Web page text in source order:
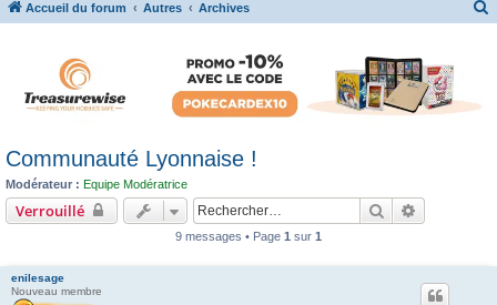
Accueil du forum Autres Archives
Communauté Lyonnaise !
Modérateur : Equipe Modératrice
Verrouillé Rechercher
9 messages • Page 1 sur 1
enilesage
Nouveau membre